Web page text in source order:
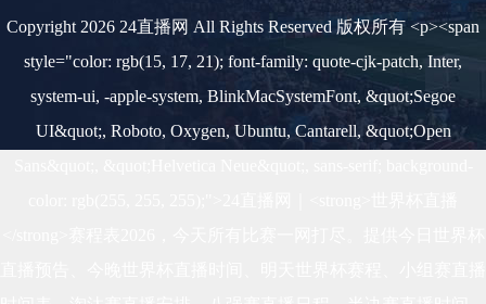
Copyright 2026 24直播网 All Rights Reserved 版权所有 <p><span
style="color: rgb(15, 17, 21); font-family: quote-cjk-patch, Inter,
system-ui, -apple-system, BlinkMacSystemFont, &quot;Segoe
UI&quot;, Roboto, Oxygen, Ubuntu, Cantarell, &quot;Open